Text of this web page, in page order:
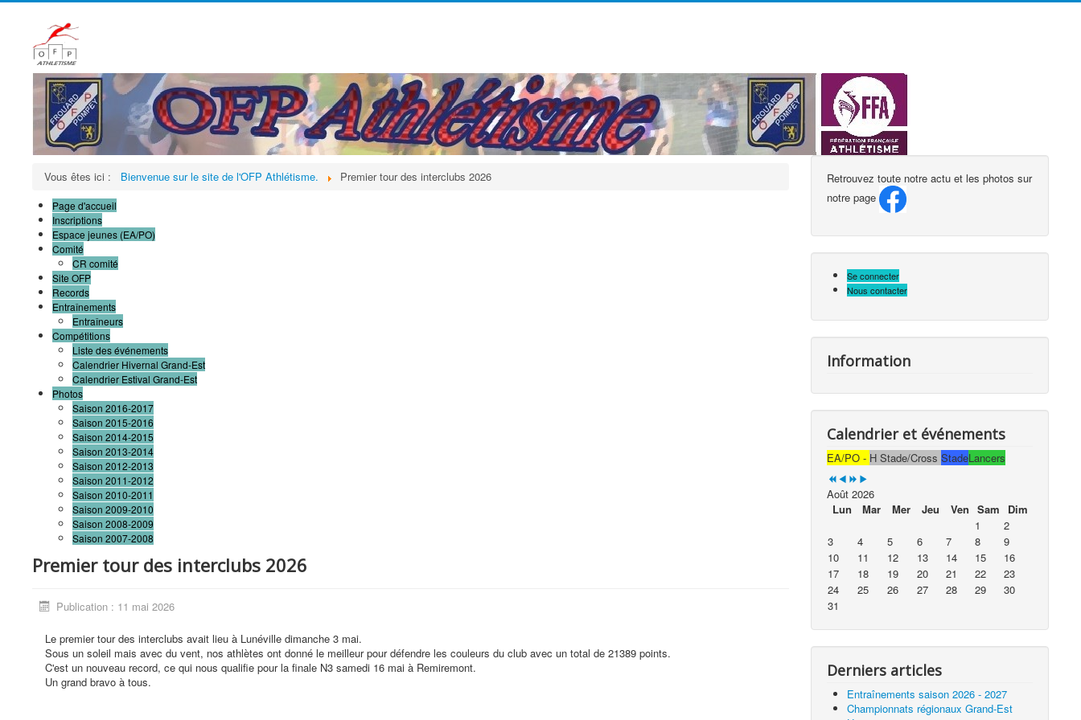
Vous êtes ici : Bienvenue sur le site de l'OFP Athlétisme. Premier tour des interclubs 2026
Page d'accueil
Inscriptions
Espace jeunes (EA/PO)
Comité
CR comité
Site OFP
Records
Entraînements
Entraîneurs
Compétitions
Liste des événements
Calendrier Hivernal Grand-Est
Calendrier Estival Grand-Est
Photos
Saison 2016-2017
Saison 2015-2016
Saison 2014-2015
Saison 2013-2014
Saison 2012-2013
Saison 2011-2012
Saison 2010-2011
Saison 2009-2010
Saison 2008-2009
Saison 2007-2008
Premier tour des interclubs 2026
Publication : 11 mai 2026
Le premier tour des interclubs avait lieu à Lunéville dimanche 3 mai.
Sous un soleil mais avec du vent, nos athlètes ont donné le meilleur pour défendre les couleurs du club avec un total de 21389 points.
C'est un nouveau record, ce qui nous qualifie pour la finale N3 samedi 16 mai à Remiremont.
Un grand bravo à tous.
Retrouvez toute notre actu et les photos sur
notre page
Se connecter
Nous contacter
Information
Calendrier et événements
EA/PO - H Stade/CrossStadeLancers
Août 2026
Lun
Mar Mer Jeu Ven Sam
Dim
1
2
3
4 5 6 7 8
9
10
11 12 13 14 15
16
17
18 19 20 21 22
23
24
25 26 27 28 29
30
31
Derniers articles
Entraînements saison 2026 - 2027
Championnats régionaux Grand-Est